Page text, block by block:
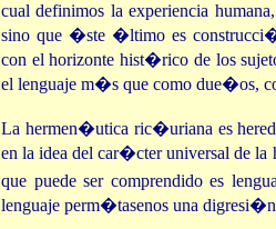
cual definimos la experiencia
sino que �ste �ltimo es
con el horizonte hist�rico de los
el lenguaje m�s que como due�os,
La hermen�utica ric�uriana es
en la idea del car�cter universal de
que puede ser comprendido es
lenguaje perm�tasenos una